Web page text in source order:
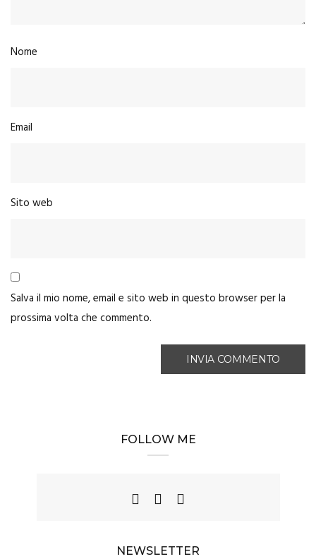
Nome
Email
Sito web
Salva il mio nome, email e sito web in questo browser per la
prossima volta che commento.
FOLLOW ME
NEWSLETTER